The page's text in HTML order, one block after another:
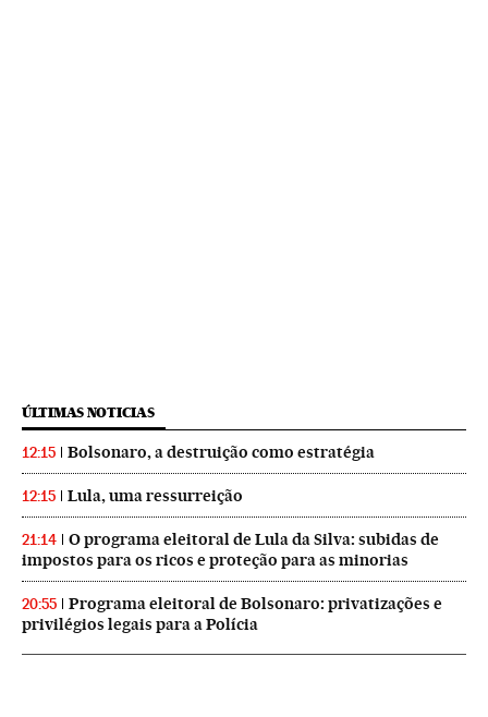
ÚLTIMAS NOTICIAS
12:15 Bolsonaro, a destruição como estratégia
12:15 Lula, uma ressurreição
21:14
O programa eleitoral de Lula da Silva: subidas de
impostos para os ricos e proteção para as minorias
20:55
Programa eleitoral de Bolsonaro: privatizações e
privilégios legais para a Polícia